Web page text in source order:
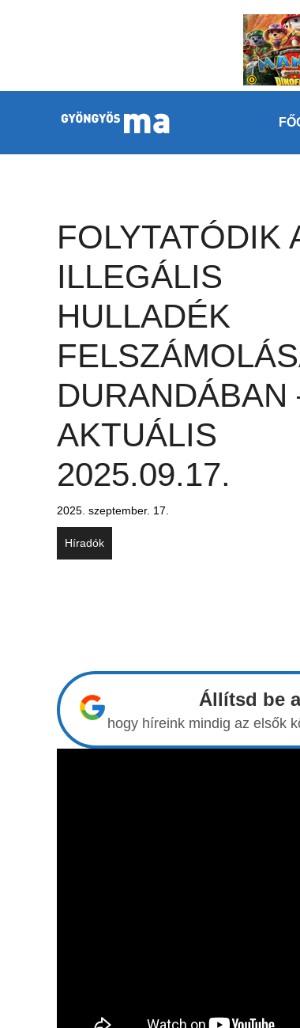
FOLYTATÓDIK
ILLEGÁLIS
HULLADÉK
DURANDÁBAN
AKTUÁLIS
2025.09.17.
2025. szeptember. 17.
Híradók
Állítsd be
hogy híreink mindig az elsők